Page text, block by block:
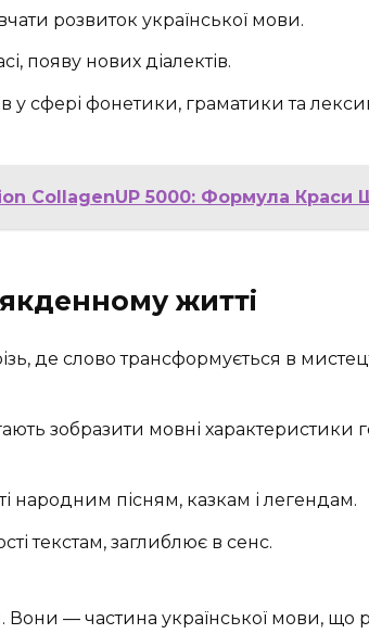
розвиток української мови.
появу нових діалектів.
у сфері фонетики, граматики та
CollagenUP 5000: Формула Краси
житті
де слово трансформується в
зобразити мовні характеристики
народним пісням, казкам і легендам.
текстам, заглиблює в сенс.
— частина української мови, що